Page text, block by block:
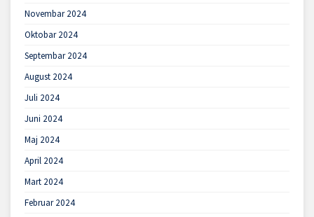
Novembar 2024
Oktobar 2024
Septembar 2024
August 2024
Juli 2024
Juni 2024
Maj 2024
April 2024
Mart 2024
Februar 2024